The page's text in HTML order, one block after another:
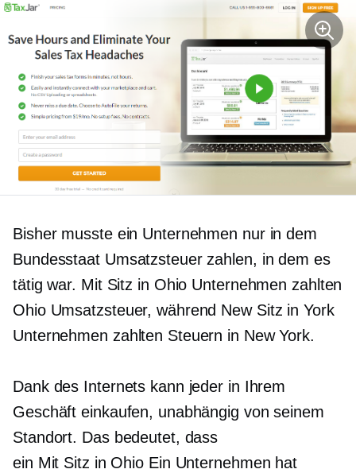
Bisher musste ein Unternehmen nur in dem
Bundesstaat Umsatzsteuer zahlen, in dem es
tätig war. Mit Sitz in Ohio Unternehmen zahlten
Ohio Umsatzsteuer, während New Sitz in York
Unternehmen zahlten Steuern in New York.
Dank des Internets kann jeder in Ihrem
Geschäft einkaufen, unabhängig von seinem
Standort. Das bedeutet, dass
ein Mit Sitz in Ohio Ein Unternehmen hat